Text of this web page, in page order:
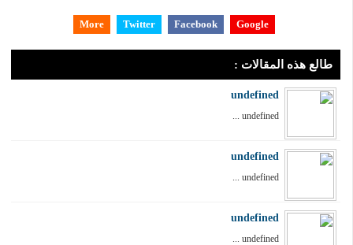
Google
Facebook
Twitter
More
طالع هذه المقالات :
undefined
undefined ...
undefined
undefined ...
undefined
undefined ...